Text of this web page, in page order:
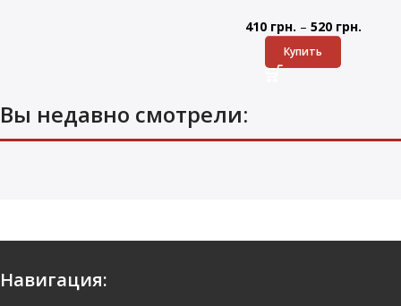
410 грн. – 520 грн.
Купить
Вы недавно смотрели: